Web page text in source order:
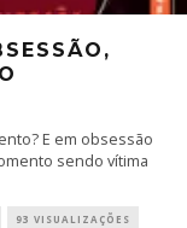
E em obsessão
sendo vítima
93 VISUALIZAÇÕES